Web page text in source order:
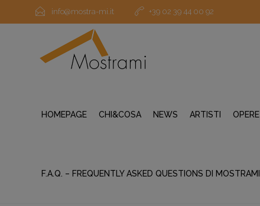
info@mostra-mi.it +39 02 39 44 00 92
HOMEPAGE CHI&COSA NEWS ARTISTI OPERE
F.A.Q. – FREQUENTLY ASKED QUESTIONS DI MOSTRAMI